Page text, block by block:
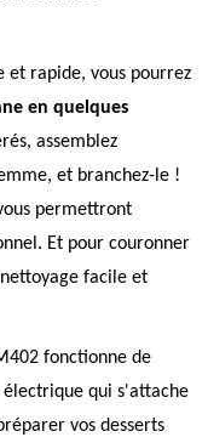
et rapide, vous pourrez
en quelques
assemblez
et branchez-le !
permettront
Et pour couronner
facile et
fonctionne de
qui s'attache
vos desserts